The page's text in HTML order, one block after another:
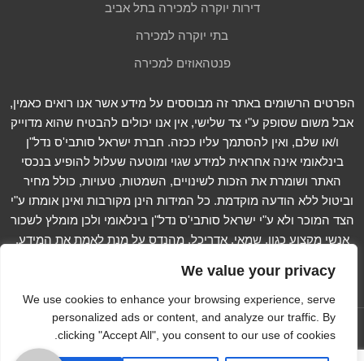
We value your privacy
We use cookies to enhance your browsing experience, serve
personalized ads or content, and analyze our traffic. By
clicking "Accept All", you consent to our use of cookies.
דירות יוקרה למכירה בתל אביב
בתי יוקרה למכירה
פנטהאוזים למכירה
הפרטים הרשומים באתר זה מבוססים על מידע אשר אנו רואים כאמין,
אבל משום שסופק ע"י צד שלישי, אין אנו יכולים להבטיח שהוא מדוייק
ו/או שלם, ואין להסתמך עליו ככזה. חברת ישראל סותבי'ס נדל"ן
בינלאומי אינה אחראית למידע שגוי ומוטעה שעלול להופיע בנכסי
האתר ושומרת את הזכות לשינויים, השמטות, טעויות, כולל מחיר
וביטול ללא הודעה מוקדמת. כל המידות הינן מקורבות ואינן אומתו ע"י
הצד המוכר ולא ע"י ישראל סותבי'ס נדל"ן בינלאומי ולכן מומלץ לשכור
אנשי מקצוע כגון, שמאי, אדריכל, מהנדס על מנת לאמת את המידע.
קרא עוד...
עקוב אחרינו ב -
Copyright © 2012-2023 Israel Sotheby's International